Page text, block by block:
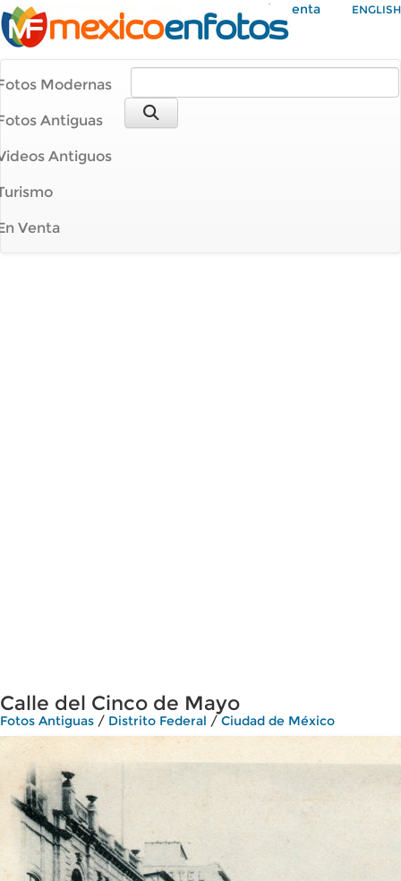
Mi Cuenta ENGLISH
Modernas
Antiguas
Antiguos
Venta
Calle del Cinco de Mayo
Fotos Antiguas / Distrito Federal / Ciudad de México